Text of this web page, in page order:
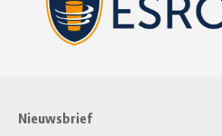
Nieuwsbrief